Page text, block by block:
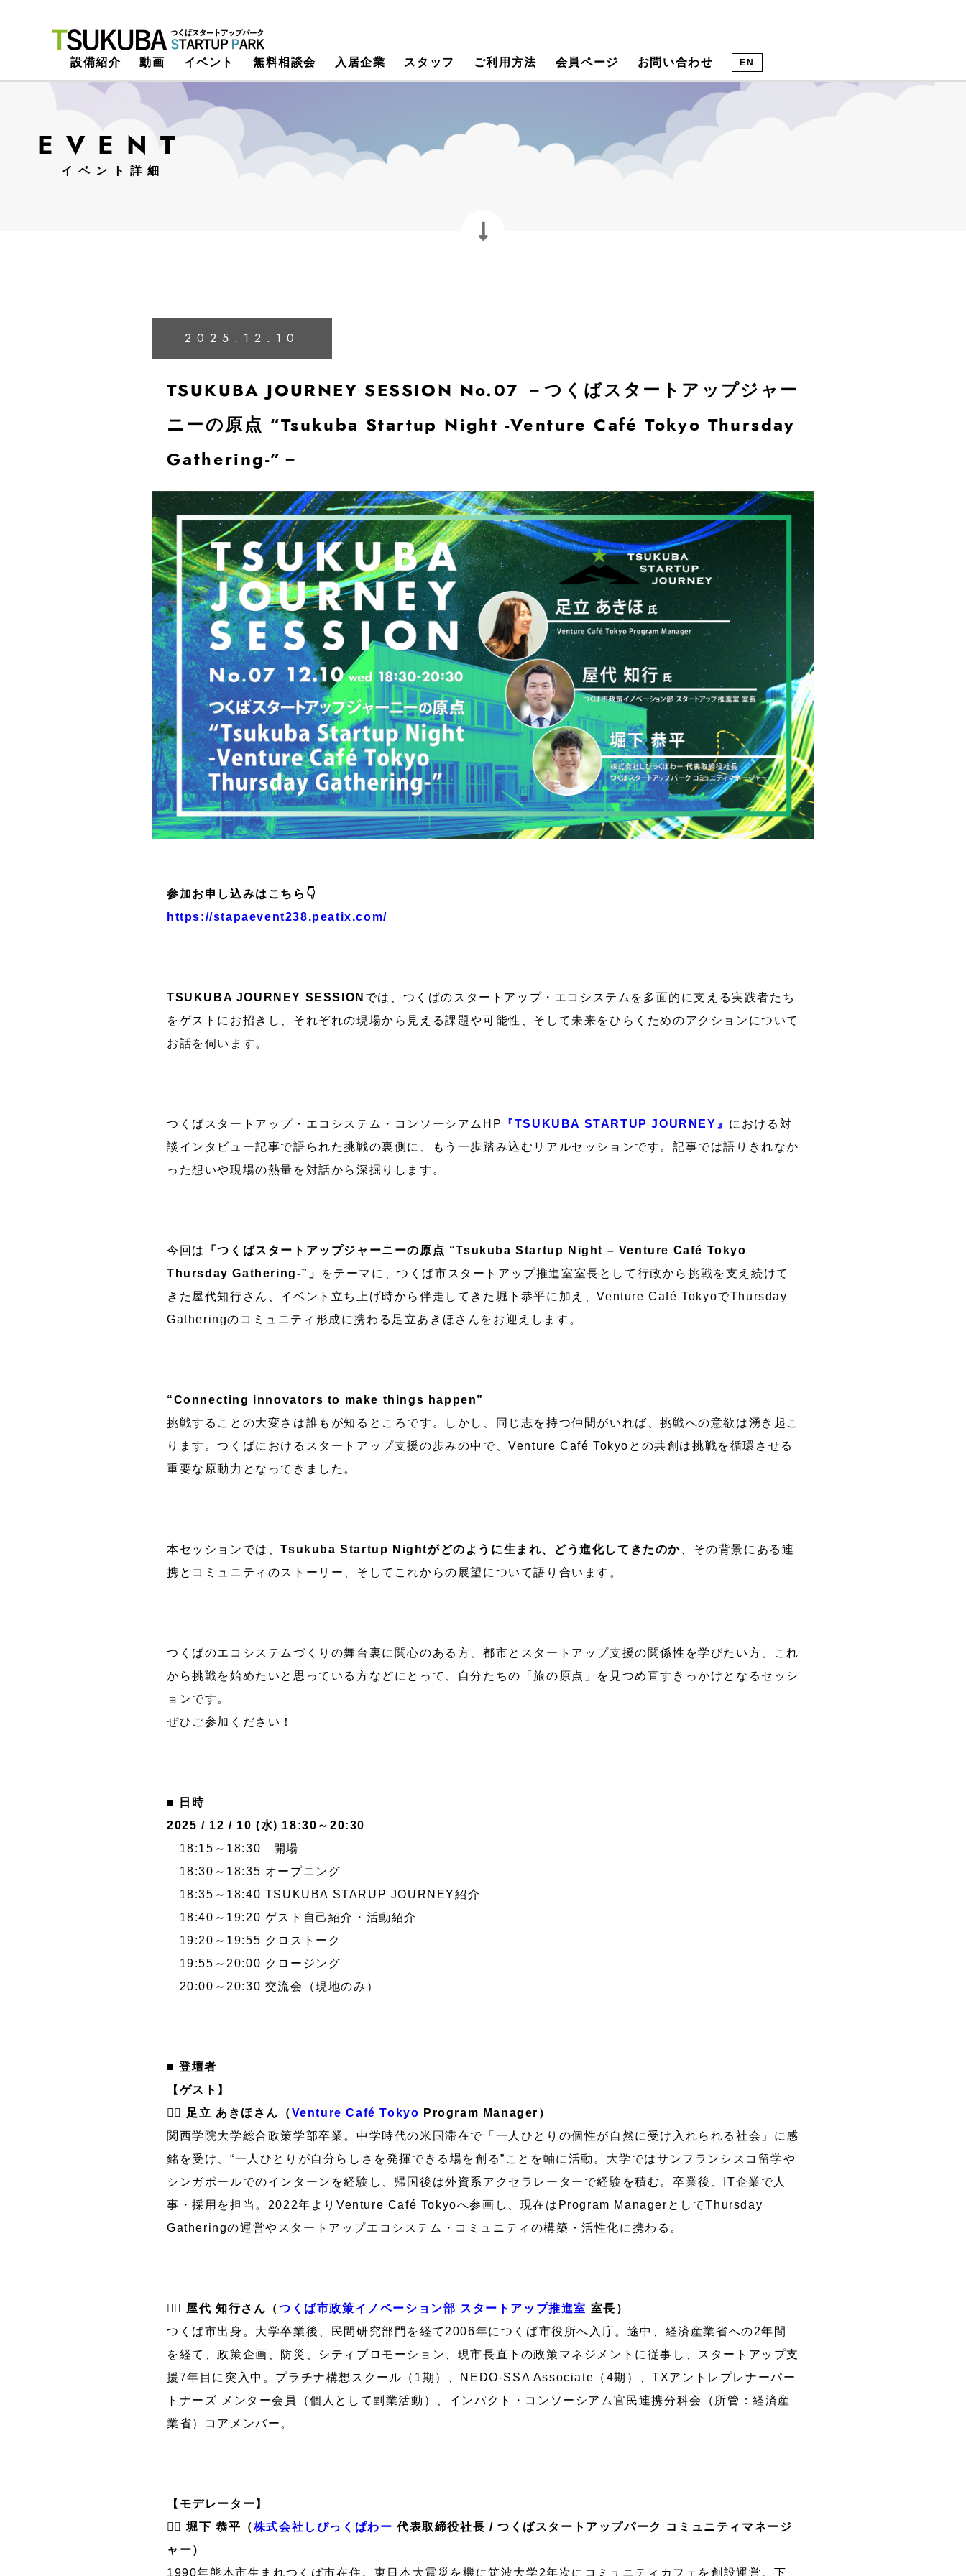
つくばスタートアップパーク
設備紹介 動画 イベント 無料相談会 入居企業 スタッフ ご利用方法 会員ページ お問い合わせ EN
EVENT
イベント詳細
2025.12.10
TSUKUBA JOURNEY SESSION No.07 －つくばスタートアップジャー
ニーの原点 “Tsukuba Startup Night -Venture Café Tokyo Thursday
Gathering-”－
参加お申し込みはこちら👇
https://stapaevent238.peatix.com/
TSUKUBA JOURNEY SESSION では、つくばのスタートアップ・エコシステムを多面的に支える実践者たち
をゲストにお招きし、それぞれの現場から見える課題や可能性、そして未来をひらくためのアクションについて
お話を伺います。
つくばスタートアップ・エコシステム・コンソーシアムHP 『TSUKUBA STARTUP JOURNEY』 における対
談インタビュー記事で語られた挑戦の裏側に、もう一歩踏み込むリアルセッションです。記事では語りきれなか
った想いや現場の熱量を対話から深掘りします。
今回は
「つくばスタートアップジャーニーの原点 “Tsukuba Startup Night – Venture Café Tokyo
Thursday Gathering-”」
をテーマに、つくば市スタートアップ推進室室長として行政から挑戦を支え続けて
きた屋代知行さん、イベント立ち上げ時から伴走してきた堀下恭平に加え、Venture Café TokyoでThursday
Gatheringのコミュニティ形成に携わる足立あきほさんをお迎えします。
“Connecting innovators to make things happen”
挑戦することの大変さは誰もが知るところです。しかし、同じ志を持つ仲間がいれば、挑戦への意欲は湧き起こ
ります。つくばにおけるスタートアップ支援の歩みの中で、Venture Café Tokyoとの共創は挑戦を循環させる
重要な原動力となってきました。
本セッションでは、Tsukuba Startup Nightがどのように生まれ、どう進化してきたのか 、その背景にある連
携とコミュニティのストーリー、そしてこれからの展望について語り合います。
つくばのエコシステムづくりの舞台裏に関心のある方、都市とスタートアップ支援の関係性を学びたい方、これ
から挑戦を始めたいと思っている方などにとって、自分たちの「旅の原点」を見つめ直すきっかけとなるセッシ
ョンです。
ぜひご参加ください！
■ 日時
2025 / 12 / 10 (水) 18:30～20:30
18:15～18:30 開場
18:30～18:35 オープニング
18:35～18:40 TSUKUBA STARUP JOURNEY紹介
18:40～19:20 ゲスト自己紹介・活動紹介
19:20～19:55 クロストーク
19:55～20:00 クロージング
20:00～20:30 交流会（現地のみ）
■ 登壇者
【ゲスト】
🙋‍♀️ 足立 あきほさん（Venture Café Tokyo Program Manager）
関西学院大学総合政策学部卒業。中学時代の米国滞在で「一人ひとりの個性が自然に受け入れられる社会」に感
銘を受け、“一人ひとりが自分らしさを発揮できる場を創る”ことを軸に活動。大学ではサンフランシスコ留学や
シンガポールでのインターンを経験し、帰国後は外資系アクセラレーターで経験を積む。卒業後、IT企業で人
事・採用を担当。2022年よりVenture Café Tokyoへ参画し、現在はProgram ManagerとしてThursday
Gatheringの運営やスタートアップエコシステム・コミュニティの構築・活性化に携わる。
🙋‍♂️ 屋代 知行さん（つくば市政策イノベーション部 スタートアップ推進室 室長）
つくば市出身。大学卒業後、民間研究部門を経て2006年につくば市役所へ入庁。途中、経済産業省への2年間
を経て、政策企画、防災、シティプロモーション、現市長直下の政策マネジメントに従事し、スタートアップ支
援7年目に突入中。プラチナ構想スクール（1期）、NEDO-SSA Associate（4期）、TXアントレプレナーパー
トナーズ メンター会員（個人として副業活動）、インパクト・コンソーシアム官民連携分科会（所管：経済産
業省）コアメンバー。
【モデレーター】
🙋‍♂️ 堀下 恭平（株式会社しびっくぱわー 代表取締役社長 / つくばスタートアップパーク コミュニティマネージ
ャー）
1990年熊本市生まれつくば市在住。東日本大震災を機に筑波大学2年次にコミュニティカフェを創設運営。下